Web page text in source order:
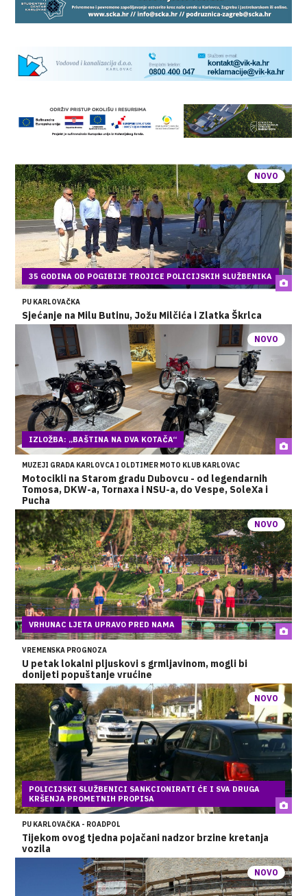
NOVO
35 GODINA OD POGIBIJE TROJICE POLICIJSKIH SLUŽBENIKA
PU KARLOVAČKA
Sjećanje na Milu Butinu, Jožu Milčića i Zlatka Škrlca
NOVO
IZLOŽBA: „BAŠTINA NA DVA KOTAČA“
MUZEJI GRADA KARLOVCA I OLDTIMER MOTO KLUB KARLOVAC
Motocikli na Starom gradu Dubovcu - od legendarnih
Tomosa, DKW-a, Tornaxa i NSU-a, do Vespe, SoleXa i
Pucha
NOVO
VRHUNAC LJETA UPRAVO PRED NAMA
VREMENSKA PROGNOZA
U petak lokalni pljuskovi s grmljavinom, mogli bi
donijeti popuštanje vrućine
NOVO
POLICIJSKI SLUŽBENICI SANKCIONIRATI ĆE I SVA DRUGA
KRŠENJA PROMETNIH PROPISA
PU KARLOVAČKA - ROADPOL
Tijekom ovog tjedna pojačani nadzor brzine kretanja
vozila
NOVO